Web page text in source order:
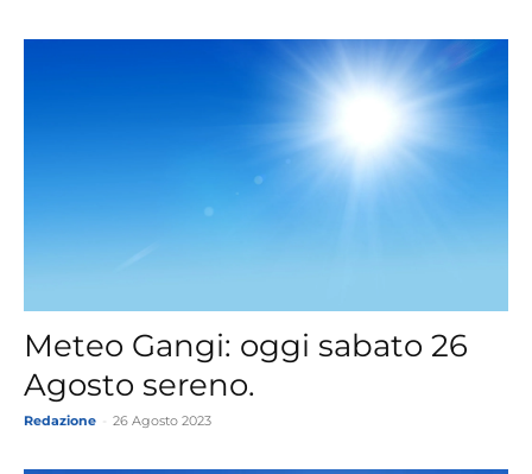
Meteo Gangi: oggi sabato 26
Agosto sereno.
Redazione 26 Agosto 2023